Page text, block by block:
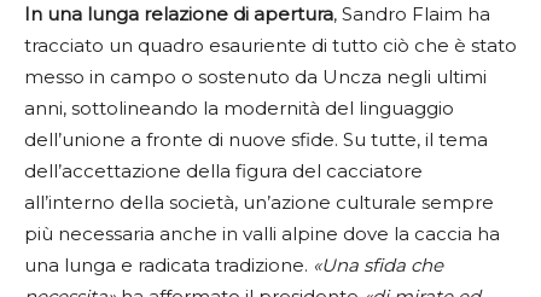
In una lunga relazione di apertura, Sandro Flaim ha
tracciato un quadro esauriente di tutto ciò che è stato
messo in campo o sostenuto da Uncza negli ultimi
anni, sottolineando la modernità del linguaggio
dell’unione a fronte di nuove sfide. Su tutte, il tema
dell’accettazione della figura del cacciatore
all’interno della società, un’azione culturale sempre
più necessaria anche in valli alpine dove la caccia ha
una lunga e radicata tradizione. «Una sfida che